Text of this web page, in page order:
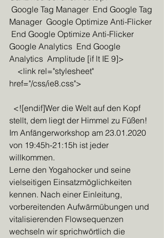
Manager  Google Optimize Anti-Flicker
End Google Optimize Anti-Flicker
Google Analytics  End Google
Analytics  Amplitude [if lt IE 9]>
href="/css/ie8.css">
stellt, dem liegt der Himmel zu Füßen!
Im Anfängerworkshop am 23.01.2020
von 19:45h-21:15h ist jeder
willkommen.
Lerne den Yogahocker und seine
vielseitigen Einsatzmöglichkeiten
kennen. Nach einer Einleitung,
vorbereitenden Aufwärmübungen und
vitalisierenden Flowsequenzen
wechseln wir sprichwörtlich die